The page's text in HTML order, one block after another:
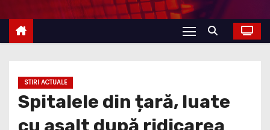
STIRI ACTUALE
Spitalele din țară, luate
cu asalt după ridicarea